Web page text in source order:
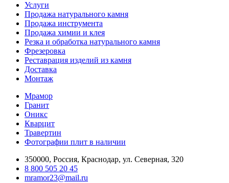
Услуги
Продажа натурального камня
Продажа инструмента
Продажа химии и клея
Резка и обработка натурального камня
Фрезеровка
Реставрация изделий из камня
Доставка
Монтаж
Мрамор
Гранит
Оникс
Кварцит
Травертин
Фотографии плит в наличии
350000, Россия, Краснодар, ул. Северная, 320
8 800 505 20 45
mramor23@mail.ru